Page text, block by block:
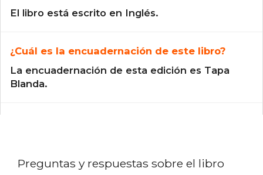
El libro está escrito en Inglés.
¿Cuál es la encuadernación de este libro?
La encuadernación de esta edición es Tapa
Blanda.
Preguntas y respuestas sobre el libro